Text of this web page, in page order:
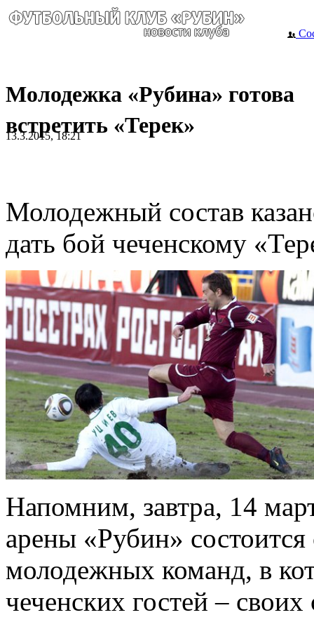
Молодежка «Рубина» готова
встретить «Терек»
13.3.2015, 18:21
Молодежный состав
дать бой чеченскому
Напомним, завтра, 14
арены «Рубин»
молодежных команд, в
чеченских гостей –